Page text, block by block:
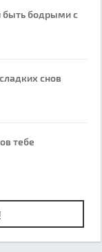
бодрыми с
снов
тебе